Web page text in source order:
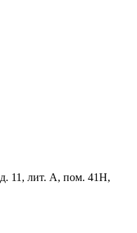
д. 11, лит. А, пом. 41Н,